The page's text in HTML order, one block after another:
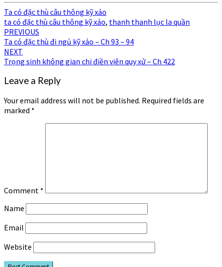
Share
Ta có đặc thù câu thông kỹ xảo
ta có đặc thù câu thông kỹ xảo, thanh thanh lục la quần
Post
navigation
PREVIOUS
Ta có đặc thù đi ngủ kỹ xảo – Ch 93 – 94
NEXT
Trọng sinh không gian chi điền viên quy xử – Ch 422
Leave a Reply
Your email address will not be published. Required fields are
marked *
Comment *
Name
Email
Website